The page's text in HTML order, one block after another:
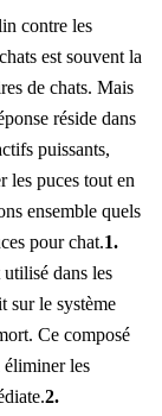
contre les
est souvent la
de chats. Mais
réside dans
puissants,
les puces tout en
ensemble quels
pour chat.1.
dans les
sur le système
Ce composé
éliminer les
2.